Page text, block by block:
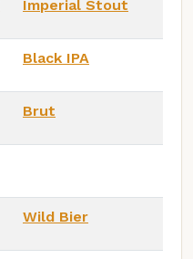
Imperial Stout
Black IPA
Brut
Wild Bier